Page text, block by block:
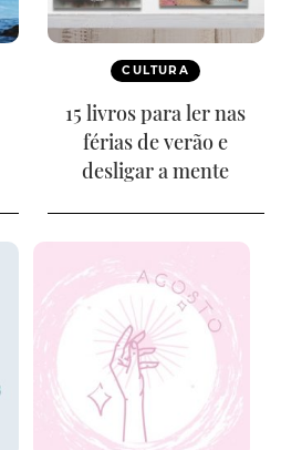
CULTURA
15 livros para ler nas
férias de verão e
desligar a mente